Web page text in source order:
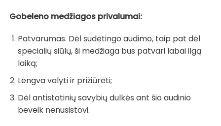
Gobeleno medžiagos privalumai:
Patvarumas. Dėl sudėtingo audimo, taip pat dėl
specialių siūlų, ši medžiaga bus patvari labai ilgą
laiką;
Lengva valyti ir prižiūrėti;
Dėl antistatinių savybių dulkės ant šio audinio
beveik nenusistovi.